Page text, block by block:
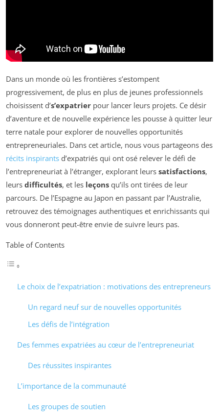
Dans un monde où les frontières s’estompent
progressivement, de plus en plus de jeunes professionnels
choisissent d’s’expatrier pour lancer leurs projets. Ce désir
d’aventure et de nouvelle expérience les pousse à quitter leur
terre natale pour explorer de nouvelles opportunités
entrepreneuriales. Dans cet article, nous vous partageons des
récits inspirants d’expatriés qui ont osé relever le défi de
l’entrepreneuriat à l’étranger, explorant leurs satisfactions,
leurs difficultés, et les leçons qu’ils ont tirées de leur
parcours. De l’Espagne au Japon en passant par l’Australie,
retrouvez des témoignages authentiques et enrichissants qui
vous donneront peut-être envie de suivre leurs pas.
Table of Contents
Le choix de l’expatriation : motivations des entrepreneurs
Un regard neuf sur de nouvelles opportunités
Les défis de l’intégration
Des femmes expatriées au cœur de l’entrepreneuriat
Des réussites inspirantes
L’importance de la communauté
Les groupes de soutien